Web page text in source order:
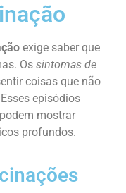
exige saber que
Os sintomas de
coisas que não
episódios
mostrar
profundos.